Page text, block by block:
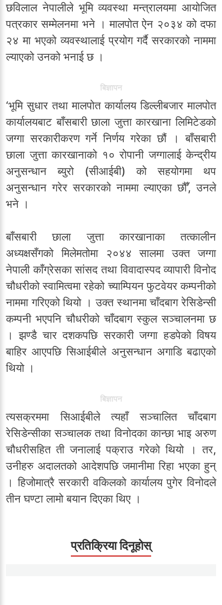
छविलाल नेपालीले भूमि व्यवस्था मन्त्रालयमा आयोजित
पत्रकार सम्मेलनमा भने । मालपोत ऐन २०३४ को दफा
२४ मा भएको व्यवस्थालाई प्रयोग गर्दै सरकारको नाममा
ल्याएको उनको भनाई छ ।
बिज्ञापन
‘भूमि सुधार तथा मालपोत कार्यालय डिल्लीबजार मालपोत
कार्यालयबाट बाँसबारी छाला जुत्ता कारखाना लिमिटेडको
जग्गा सरकारीकरण गर्ने निर्णय गरेका छौं । बाँसबारी
छाला जुत्ता कारखानाको १० रोपानी जग्गालाई केन्द्रीय
अनुसन्धान ब्युरो (सीआईबी) को सहयोगमा थप
अनुसन्धान गरेर सरकारको नाममा ल्याएका छौँ’, उनले
भने ।
बाँसबारी छाला जुत्ता कारखानाका तत्कालीन
अध्यक्षसँगको मिलेमतोमा २०४४ सालमा उक्त जग्गा
नेपाली काँग्रेसका सांसद तथा विवादास्पद व्यापारी विनोद
चौधरीको स्वामित्वमा रहेको च्याम्पियन फुटवेयर कम्पनीको
नाममा गरिएको थियो । उक्त स्थानमा चाँदबाग रेसिडेन्सी
कम्पनी भएपनि चौधरीको चाँदबाग स्कुल सञ्चालनमा छ
। झण्डै चार दशकपछि सरकारी जग्गा हडपेको विषय
बाहिर आएपछि सिआईबीले अनुसन्धान अगाडि बढाएको
थियो ।
बिज्ञापन
त्यसक्रममा सिआईबीले त्यहाँ सञ्चालित चाँदबाग
रेसिडेन्सीका सञ्चालक तथा विनोदका कान्छा भाइ अरुण
चौधरीसहित ती जनालाई पक्राउ गरेको थियो । तर,
उनीहरु अदालतको आदेशपछि जमानीमा रिहा भएका हुन्
। हिजोमात्रै सरकारी वकिलको कार्यालय पुगेर विनोदले
तीन घण्टा लामो बयान दिएका थिए ।
प्रतिक्रिया दिनूहोस्